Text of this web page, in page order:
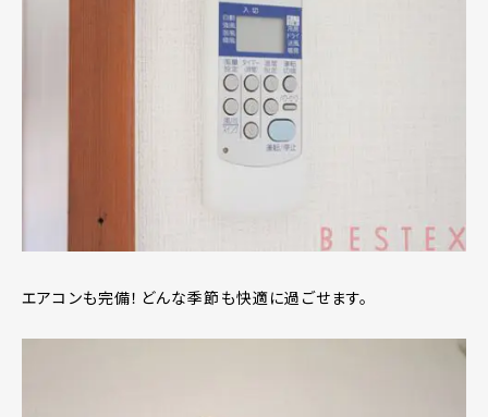
エアコンも完備！どんな季節も快適に過ごせます。